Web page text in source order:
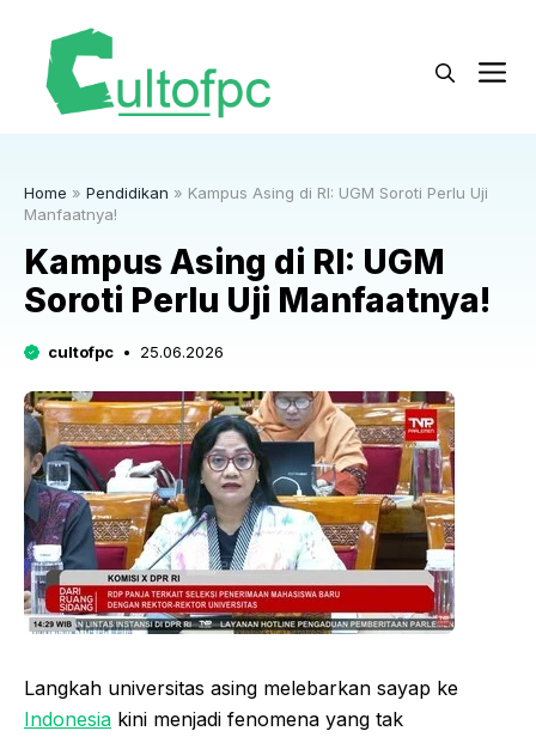
Home » Pendidikan » Kampus Asing di RI: UGM Soroti Perlu Uji
Manfaatnya!
Kampus Asing di RI: UGM
Soroti Perlu Uji Manfaatnya!
cultofpc 25.06.2026
Langkah universitas asing melebarkan sayap ke
Indonesia kini menjadi fenomena yang tak